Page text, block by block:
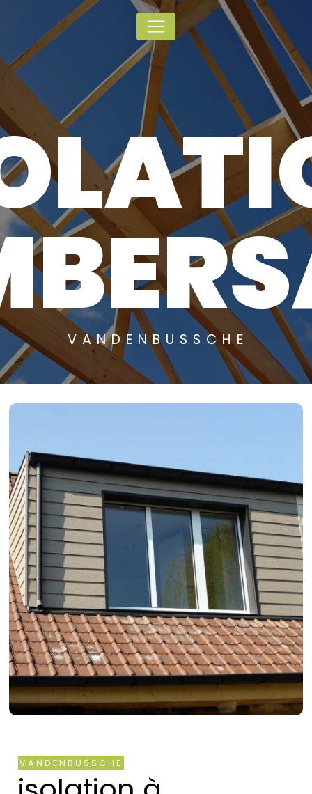
VANDENBUSSCHE
VANDENBUSSCHE
Panneau de gestion des cookies